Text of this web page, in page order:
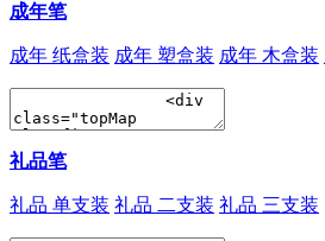
成年笔
成年 纸盒装 成年 塑盒装 成年 木盒装
礼品笔
礼品 单支装 礼品 二支装 礼品 三支装